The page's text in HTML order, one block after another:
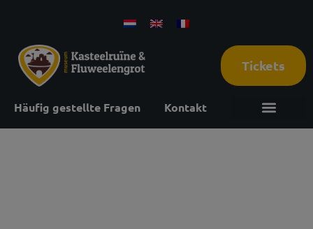
Tickets
Häufig gestellte Fragen Kontakt